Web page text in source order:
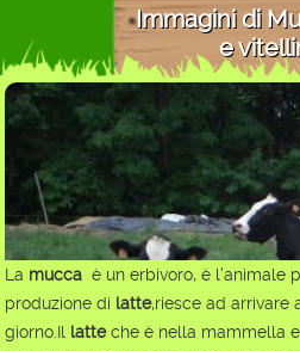
Immagini di
e
La mucca è un erbivoro, è l'animale
produzione di latte,riesce ad arrivare
giorno.Il latteche è nella mammella